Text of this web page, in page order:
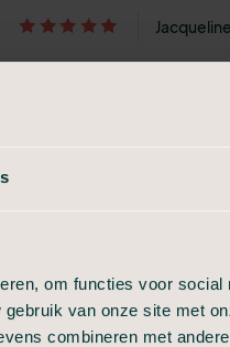
om functies voor social
van onze site met
combineren met